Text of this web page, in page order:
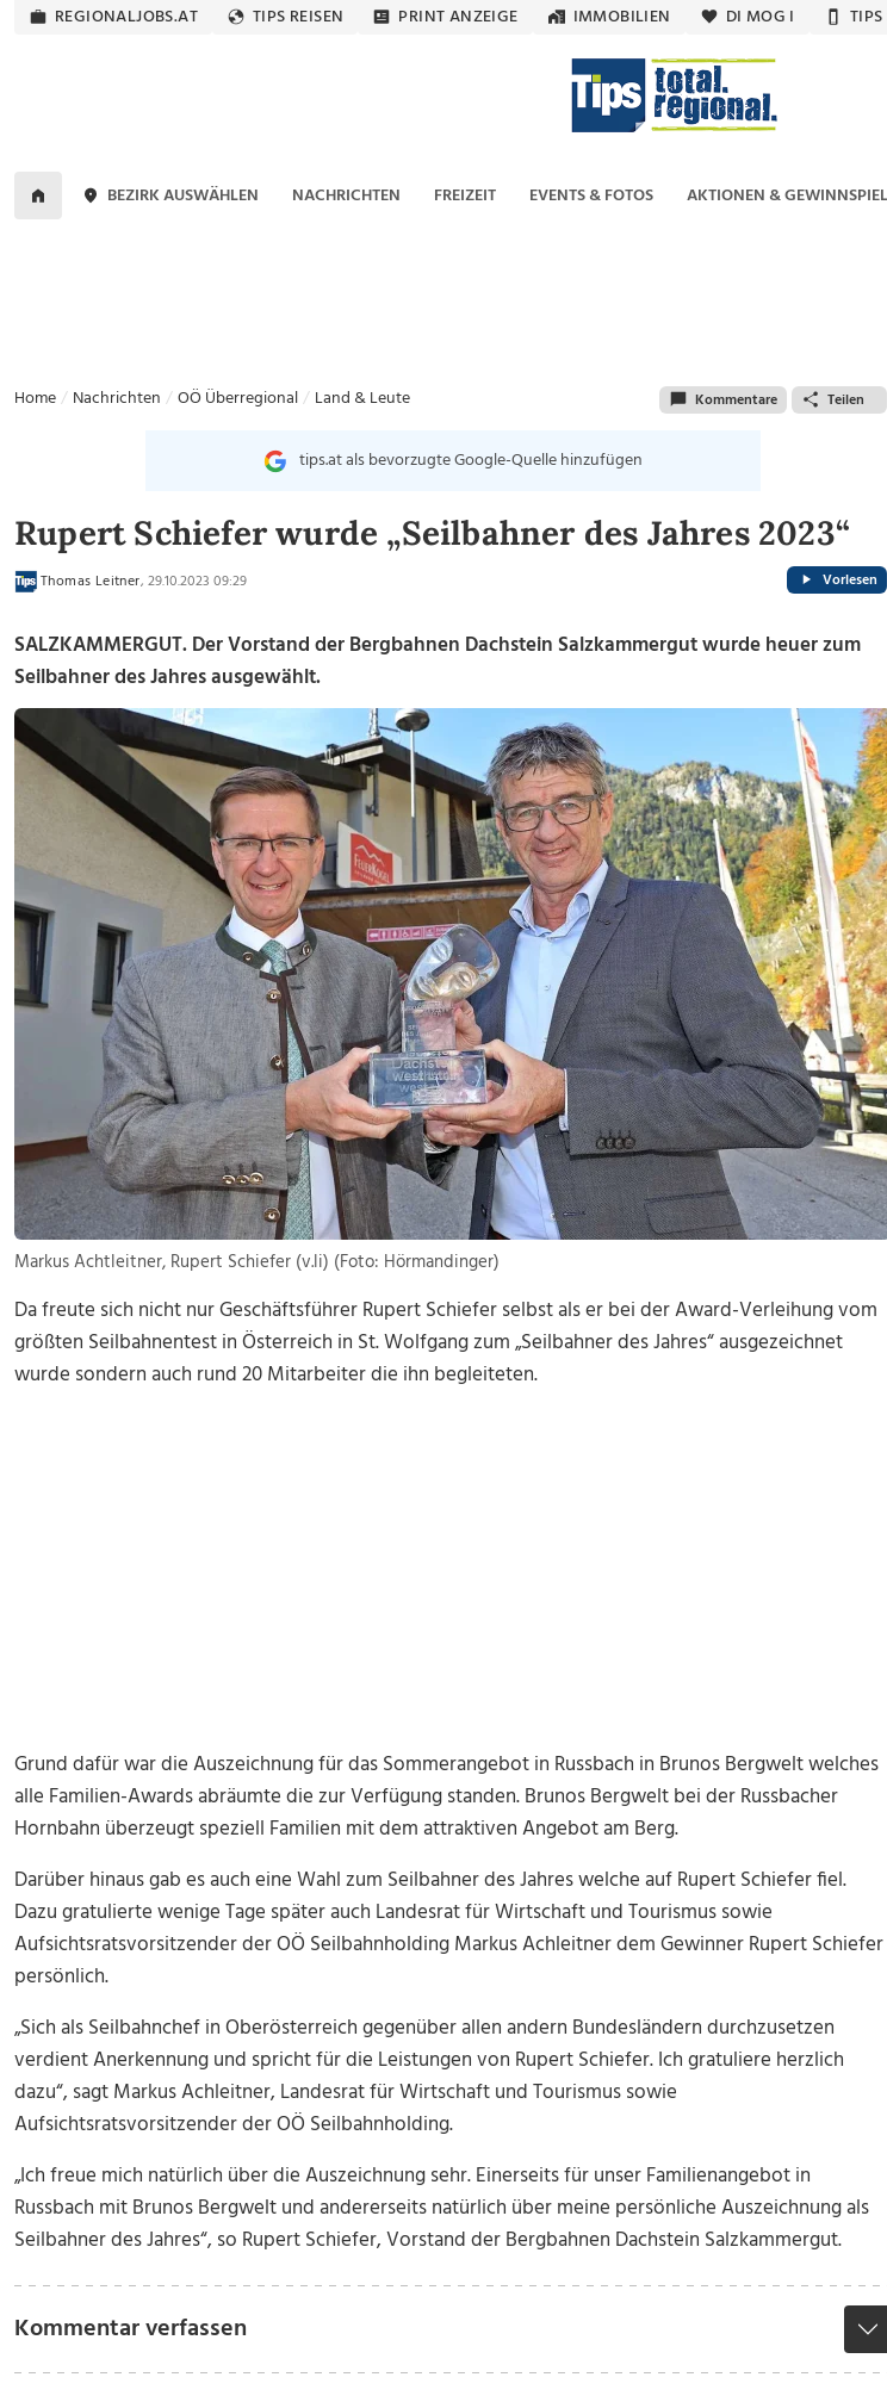
REGIONALJOBS.AT TIPS REISEN PRINT ANZEIGE IMMOBILIEN DI MOG I
BEZIRK AUSWÄHLEN NACHRICHTEN FREIZEIT EVENTS & FOTOS AKTIONEN &
Home Nachrichten OÖ Überregional Land & Leute Kommentare Teilen
tips.at als bevorzugte Google-Quelle hinzufügen
Rupert Schiefer wurde „Seilbahner des Jahres 2023“
Thomas Leitner, 29.10.2023 09:29 Vorlesen
SALZKAMMERGUT. Der Vorstand der Bergbahnen Dachstein Salzkammergut wurde heuer zum
Seilbahner des Jahres ausgewählt.
Markus Achtleitner, Rupert Schiefer (v.li) (Foto: Hörmandinger)
Da freute sich nicht nur Geschäftsführer Rupert Schiefer selbst als er bei der Award-Verleihung vom
größten Seilbahnentest in Österreich in St. Wolfgang zum „Seilbahner des Jahres“ ausgezeichnet
wurde sondern auch rund 20 Mitarbeiter die ihn begleiteten.
Grund dafür war die Auszeichnung für das Sommerangebot in Russbach in Brunos Bergwelt welches
alle Familien-Awards abräumte die zur Verfügung standen. Brunos Bergwelt bei der Russbacher
Hornbahn überzeugt speziell Familien mit dem attraktiven Angebot am Berg.
Darüber hinaus gab es auch eine Wahl zum Seilbahner des Jahres welche auf Rupert Schiefer fiel.
Dazu gratulierte wenige Tage später auch Landesrat für Wirtschaft und Tourismus sowie
Aufsichtsratsvorsitzender der OÖ Seilbahnholding Markus Achleitner dem Gewinner Rupert Schiefer
persönlich.
„Sich als Seilbahnchef in Oberösterreich gegenüber allen andern Bundesländern durchzusetzen
verdient Anerkennung und spricht für die Leistungen von Rupert Schiefer. Ich gratuliere herzlich
dazu“, sagt Markus Achleitner, Landesrat für Wirtschaft und Tourismus sowie
Aufsichtsratsvorsitzender der OÖ Seilbahnholding.
„Ich freue mich natürlich über die Auszeichnung sehr. Einerseits für unser Familienangebot in
Russbach mit Brunos Bergwelt und andererseits natürlich über meine persönliche Auszeichnung als
Seilbahner des Jahres“, so Rupert Schiefer, Vorstand der Bergbahnen Dachstein Salzkammergut.
Kommentar verfassen